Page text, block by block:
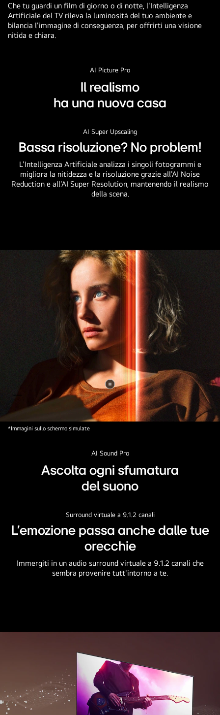
Che tu guardi un film di giorno o di notte, l'Intelligenza
Artificiale del TV rileva la luminosità del tuo ambiente e
bilancia l'immagine di conseguenza, per offrirti una visione
nitida e chiara.
AI Picture Pro
Il realismo
ha una nuova casa
Metti
il
video
AI Super Upscaling
Bassa risoluzione? No problem!
L'Intelligenza Artificiale analizza i singoli fotogrammi e
migliora la nitidezza e la risoluzione grazie all'AI Noise
Reduction e all'AI Super Resolution, mantenendo il realismo
della scena.
*Immagini sullo schermo simulate
AI Sound Pro
Ascolta ogni sfumatura
del suono
Surround virtuale a 9.1.2 canali
L'emozione passa anche dalle tue
orecchie
Immergiti in un audio surround virtuale a 9.1.2 canali che
sembra provenire tutt'intorno a te.